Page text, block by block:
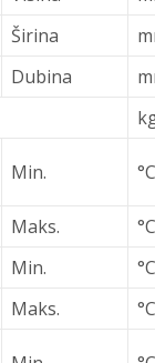
Širina
Dubina
Min. °C
Maks.
°C
Min.
Maks.